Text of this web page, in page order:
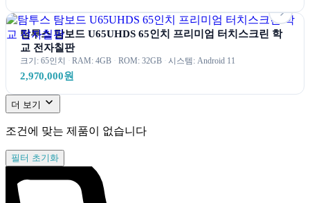
탐투스 탐보드 U65UHDS 65인치 프리미엄 터치스크린 학
교 전자칠판
크기: 65인치 RAM: 4GB ROM: 32GB 시스템:Android 11
2,970,000원
더 보기
조건에 맞는 제품이 없습니다
필터 초기화